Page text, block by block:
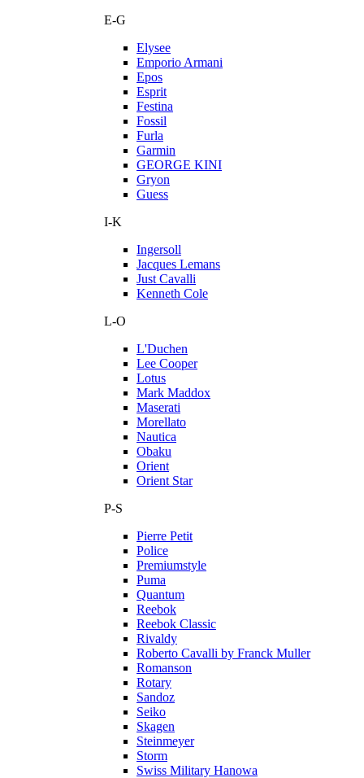
E-G
Elysee
Emporio Armani
Epos
Esprit
Festina
Fossil
Furla
Garmin
GEORGE KINI
Gryon
Guess
I-K
Ingersoll
Jacques Lemans
Just Cavalli
Kenneth Cole
L-O
L'Duchen
Lee Cooper
Lotus
Mark Maddox
Maserati
Morellato
Nautica
Obaku
Orient
Orient Star
P-S
Pierre Petit
Police
Premiumstyle
Puma
Quantum
Reebok
Reebok Classic
Rivaldy
Roberto Cavalli by Franck Muller
Romanson
Rotary
Sandoz
Seiko
Skagen
Steinmeyer
Storm
Swiss Military Hanowa